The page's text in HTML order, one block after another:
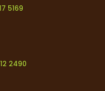
5169
2490